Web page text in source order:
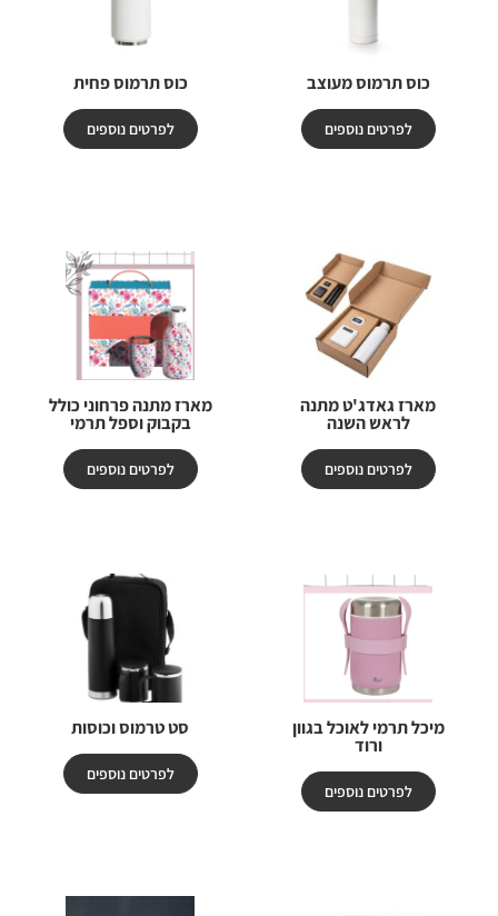
כוס תרמוס מעוצב
לפרטים נוספים
כוס תרמוס פחית
לפרטים נוספים
מארז גאדג'ט מתנה
לראש השנה
לפרטים נוספים
מארז מתנה פרחוני כולל
בקבוק וספל תרמי
לפרטים נוספים
מיכל תרמי לאוכל בגוון
ורוד
לפרטים נוספים
סט טרמוס וכוסות
לפרטים נוספים